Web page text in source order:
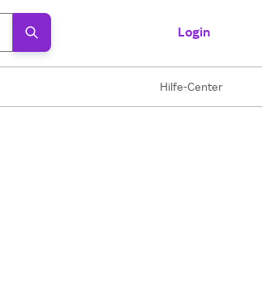
Login
Hilfe-Center